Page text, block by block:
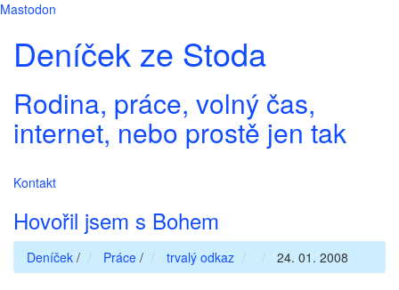
Mastodon
Deníček ze Stoda
Rodina, práce, volný čas,
internet, nebo prostě jen tak
Kontakt
Hovořil jsem s Bohem
Deníček / Práce / trvalý odkaz 24. 01. 2008